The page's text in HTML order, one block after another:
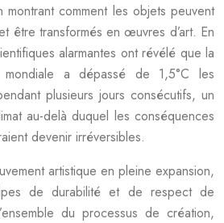
comment les objets peuvent
être transformés en œuvres d’art. En
alarmantes ont révélé que la
mondiale a dépassé de 1,5°C les
plusieurs jours consécutifs, un
au-delà duquel les conséquences
devenir irréversibles.
artistique en pleine expansion,
de durabilité et de respect de
du processus de création,